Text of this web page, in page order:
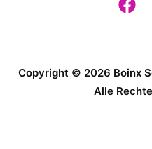
Copyright © 2026 Boinx
Alle